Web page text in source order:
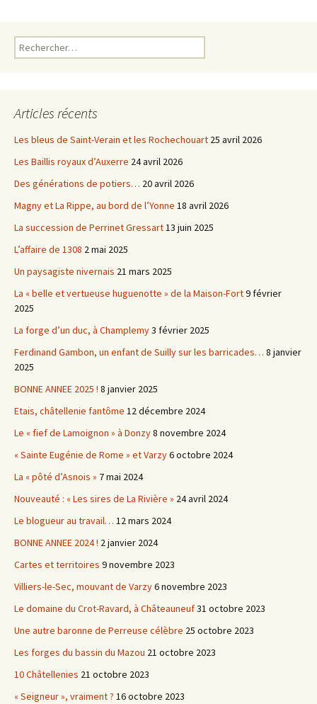
Rechercher :
Articles récents
Les bleus de Saint-Verain et les Rochechouart 25 avril 2026
Les Baillis royaux d’Auxerre 24 avril 2026
Des générations de potiers… 20 avril 2026
Magny et La Rippe, au bord de l’Yonne 18 avril 2026
La succession de Perrinet Gressart13 juin 2025
L’affaire de 1308 2 mai 2025
Un paysagiste nivernais 21 mars 2025
La « belle et vertueuse huguenotte » de la Maison-Fort9 février
2025
La forge d’un duc, à Champlemy3 février 2025
Ferdinand Gambon, un enfant de Suilly sur les barricades… 8 janvier
2025
BONNE ANNEE 2025 ! 8 janvier 2025
Etais, châtellenie fantôme 12 décembre 2024
Le « fief de Lamoignon » à Donzy8 novembre 2024
« Sainte Eugénie de Rome » et Varzy6 octobre 2024
La « pôté d’Asnois » 7 mai 2024
Nouveauté : « Les sires de La Rivière » 24 avril 2024
Le blogueur au travail… 12 mars 2024
BONNE ANNEE 2024 ! 2 janvier 2024
Cartes et territoires 9 novembre 2023
Villiers-le-Sec, mouvant de Varzy6 novembre 2023
Le domaine du Crot-Ravard, à Châteauneuf31 octobre 2023
Une autre baronne de Perreuse célèbre 25 octobre 2023
Les forges du bassin du Mazou 21 octobre 2023
10 Châtellenies 21 octobre 2023
« Seigneur », vraiment ? 16 octobre 2023